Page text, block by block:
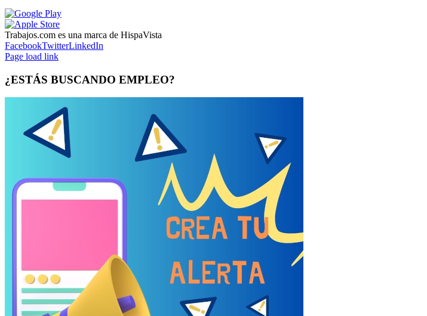
Trabajos.com es una marca de HispaVista
FacebookTwitterLinkedIn
Page load link
¿ESTÁS BUSCANDO EMPLEO?